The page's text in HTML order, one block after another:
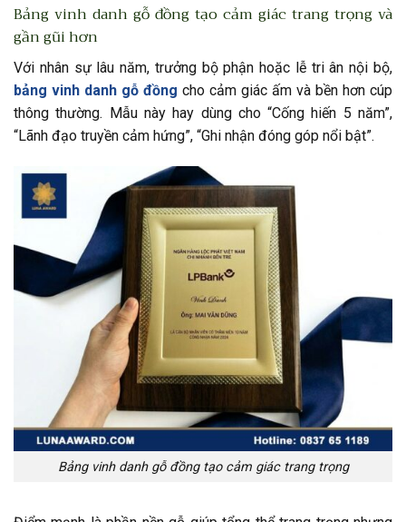
Bảng vinh danh gỗ đồng tạo cảm giác trang trọng và
gần gũi hơn
Với nhân sự lâu năm, trưởng bộ phận hoặc lễ tri ân nội bộ,
bảng vinh danh gỗ đồng cho cảm giác ấm và bền hơn cúp
thông thường. Mẫu này hay dùng cho “Cống hiến 5 năm”,
“Lãnh đạo truyền cảm hứng”, “Ghi nhận đóng góp nổi bật”.
Bảng vinh danh gỗ đồng tạo cảm giác trang trọng